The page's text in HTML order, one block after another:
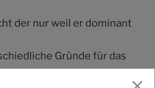
der nur weil er dominant
Gründe für das